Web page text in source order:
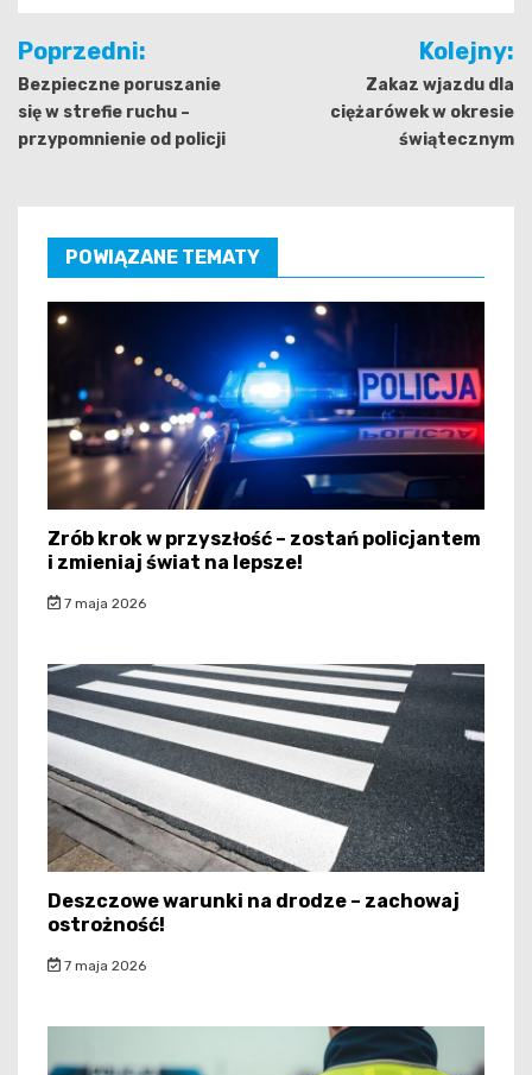
Nawigacja
wpisu
Poprzedni:
Bezpieczne poruszanie
się w strefie ruchu –
przypomnienie od policji
Kolejny:
Zakaz wjazdu dla
ciężarówek w okresie
świątecznym
POWIĄZANE TEMATY
Zrób krok w przyszłość – zostań policjantem
i zmieniaj świat na lepsze!
7 maja 2026
Deszczowe warunki na drodze – zachowaj
ostrożność!
7 maja 2026